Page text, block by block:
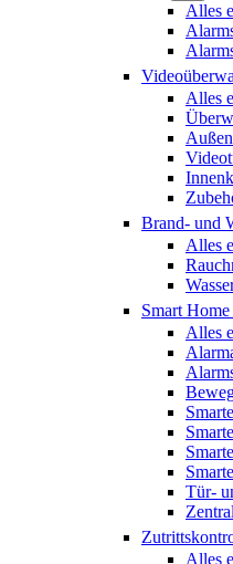
Alles
Alles
Brand- und
Alles
Smart
Alles
Tür-
Alles